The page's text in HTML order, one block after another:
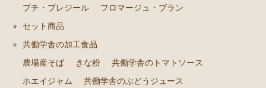
セット商品
農場産そば
きな粉
プチ・プレジール
フロマージュ・ブラン
セット商品
共働学舎の加工食品
農場産そば
きな粉
共働学舎のトマトソース
ホエイジャム
共働学舎のぶどうジュース